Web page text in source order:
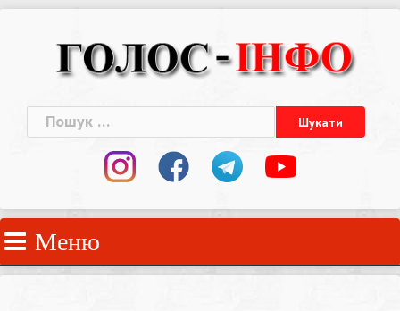
Пошук:
Меню